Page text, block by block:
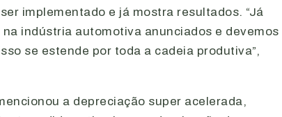
implementado e já mostra resultados. “Já
indústria automotiva anunciados e devemos
se estende por toda a cadeia produtiva”,
a depreciação super acelerada,